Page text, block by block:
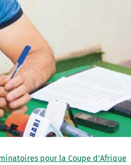
pour la Coupe d’Afrique